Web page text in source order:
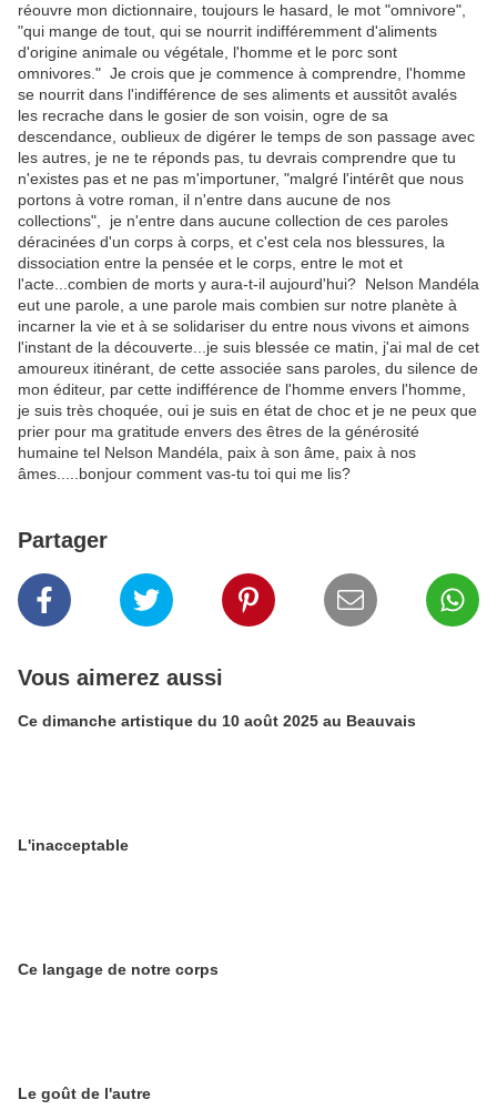
réouvre mon dictionnaire, toujours le hasard, le mot "omnivore",
"qui mange de tout, qui se nourrit indifféremment d'aliments
d'origine animale ou végétale, l'homme et le porc sont
omnivores." Je crois que je commence à comprendre, l'homme
se nourrit dans l'indifférence de ses aliments et aussitôt avalés
les recrache dans le gosier de son voisin, ogre de sa
descendance, oublieux de digérer le temps de son passage avec
les autres, je ne te réponds pas, tu devrais comprendre que tu
n'existes pas et ne pas m'importuner, "malgré l'intérêt que nous
portons à votre roman, il n'entre dans aucune de nos
collections", je n'entre dans aucune collection de ces paroles
déracinées d'un corps à corps, et c'est cela nos blessures, la
dissociation entre la pensée et le corps, entre le mot et
l'acte...combien de morts y aura-t-il aujourd'hui? Nelson Mandéla
eut une parole, a une parole mais combien sur notre planète à
incarner la vie et à se solidariser du entre nous vivons et aimons
l'instant de la découverte...je suis blessée ce matin, j'ai mal de cet
amoureux itinérant, de cette associée sans paroles, du silence de
mon éditeur, par cette indifférence de l'homme envers l'homme,
je suis très choquée, oui je suis en état de choc et je ne peux que
prier pour ma gratitude envers des êtres de la générosité
humaine tel Nelson Mandéla, paix à son âme, paix à nos
âmes.....bonjour comment vas-tu toi qui me lis?
Partager
Vous aimerez aussi
Ce dimanche artistique du 10 août 2025 au Beauvais
L'inacceptable
Ce langage de notre corps
Le goût de l'autre